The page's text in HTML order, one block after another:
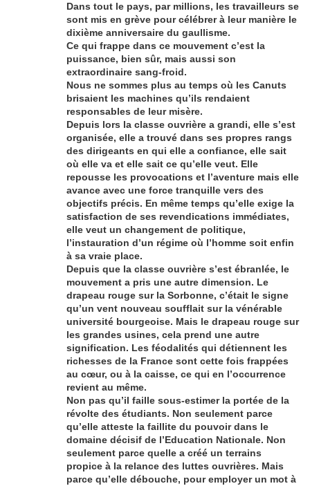
Dans tout le pays, par millions, les travailleurs se
sont mis en grève pour célébrer à leur manière le
dixième anniversaire du gaullisme.
Ce qui frappe dans ce mouvement c’est la
puissance, bien sûr, mais aussi son
extraordinaire sang-froid.
Nous ne sommes plus au temps où les Canuts
brisaient les machines qu’ils rendaient
responsables de leur misère.
Depuis lors la classe ouvrière a grandi, elle s’est
organisée, elle a trouvé dans ses propres rangs
des dirigeants en qui elle a confiance, elle sait
où elle va et elle sait ce qu’elle veut. Elle
repousse les provocations et l’aventure mais elle
avance avec une force tranquille vers des
objectifs précis. En même temps qu’elle exige la
satisfaction de ses revendications immédiates,
elle veut un changement de politique,
l’instauration d’un régime où l’homme soit enfin
à sa vraie place.
Depuis que la classe ouvrière s’est ébranlée, le
mouvement a pris une autre dimension. Le
drapeau rouge sur la Sorbonne, c’était le signe
qu’un vent nouveau soufflait sur la vénérable
université bourgeoise. Mais le drapeau rouge sur
les grandes usines, cela prend une autre
signification. Les féodalités qui détiennent les
richesses de la France sont cette fois frappées
au cœur, ou à la caisse, ce qui en l’occurrence
revient au même.
Non pas qu’il faille sous-estimer la portée de la
révolte des étudiants. Non seulement parce
qu’elle atteste la faillite du pouvoir dans le
domaine décisif de l’Education Nationale. Non
seulement parce quelle a créé un terrains
propice à la relance des luttes ouvrières. Mais
parce qu’elle débouche, pour employer un mot à